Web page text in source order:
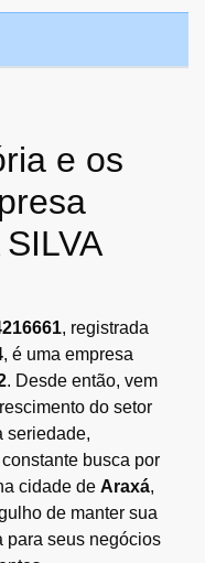
e os
, registrada
, é uma empresa
. Desde então, vem
do setor
seriedade,
busca por
cidade de Araxá,
de manter sua
para seus negócios